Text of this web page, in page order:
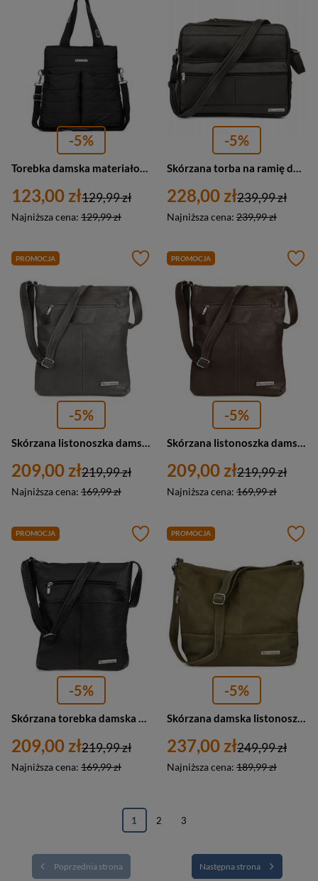
-5%
123,00 zł
Najniższa cena: 129,99 zł
129,99 zł
-5%
228,00 zł
Najniższa cena: 239,99 zł
239,99 zł
PROMOCJA
-5%
Skórzana listonoszka damska torebka miejska na ramię szara - Beltimore 934
209,00 zł
Najniższa cena: 169,99 zł
219,99 zł
PROMOCJA
-5%
Skórzana listonoszka damska torebka na ramię ciemnobrązowa - Beltimore 934
209,00 zł
Najniższa cena: 169,99 zł
219,99 zł
PROMOCJA
-5%
209,00 zł
Najniższa cena: 169,99 zł
219,99 zł
PROMOCJA
-5%
237,00 zł
Najniższa cena: 189,99 zł
249,99 zł
Poprzednia strona
1 2 3
Następna strona